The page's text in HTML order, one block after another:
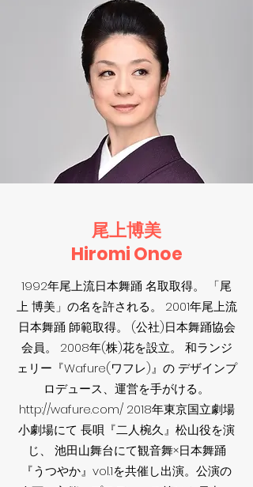
尾上博美
Hiromi Onoe
1992年尾上流日本舞踊 名取取得。 「尾
上 博美」の名を許される。 2001年尾上流
日本舞踊 師範取得。 (公社)日本舞踊協会
会員。 2008年(株)花を設立。 和ランジ
ェリー『Wafure(ワフレ)』の デザインプ
ロデュース、運営を手がける。
http://wafure.com/ 2018年東京国立劇場
小劇場にて 長唄『二人椀久』松山役を演
じ、 池田山舞台にて観音舞×日本舞踊
『うつやか』vol.1を共催し出演。公演の